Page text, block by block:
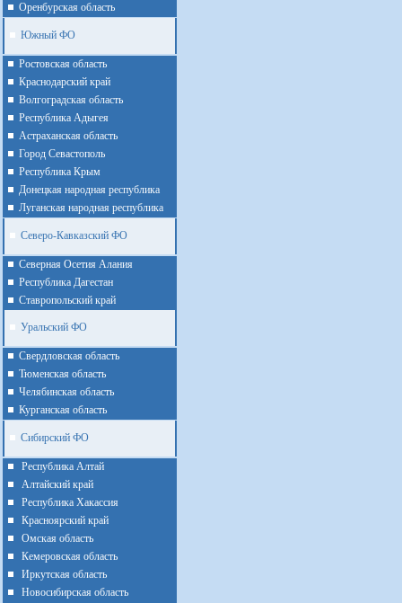
Оренбурская область
Южный ФО
Ростовская область
Краснодарский край
Волгоградская область
Республика Адыгея
Астраханская область
Город Севастополь
Республика Крым
Донецкая народная республика
Луганская народная республика
Северо-Кавказский ФО
Северная Осетия Алания
Республика Дагестан
Ставропольский край
Уральский ФО
Cвердловская область
Тюменская область
Челябинская область
Курганская область
Сибирский ФО
Республика Алтай
Алтайcкий край
Республика Хакассия
Красноярский край
Омская область
Кемеровская область
Иркутская область
Новосибирская область